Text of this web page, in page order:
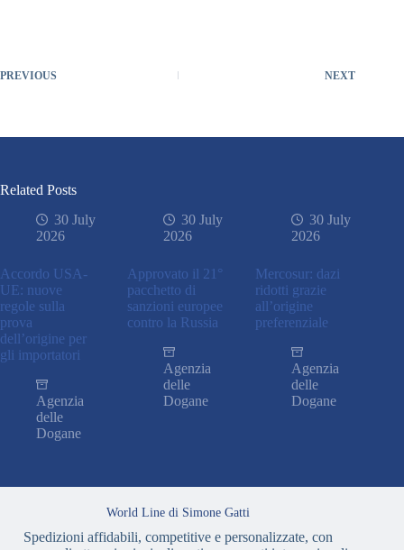
PREVIOUS NEXT
Related Posts
30 July
2026
Accordo USA-
UE: nuove
regole sulla
prova
dell’origine per
gli importatori
Agenzia
delle
Dogane
30 July
2026
Approvato il 21°
pacchetto di
sanzioni europee
contro la Russia
Agenzia
delle
Dogane
30 July
2026
Mercosur: dazi
ridotti grazie
all’origine
preferenziale
Agenzia
delle
Dogane
World Line di Simone Gatti
Spedizioni affidabili, competitive e personalizzate, con